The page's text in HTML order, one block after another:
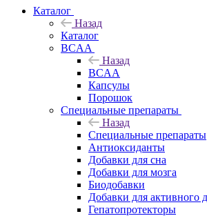
Каталог
Назад
Каталог
BCAA
Назад
BCAA
Капсулы
Порошок
Cпециальные препараты
Назад
Cпециальные препараты
Антиоксиданты
Добавки для сна
Добавки для мозга
Биодобавки
Добавки для активного
Гепатопротекторы